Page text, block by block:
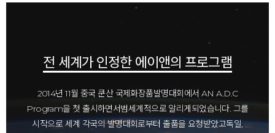
전 세계가 인정한 에이앤의 프로그램
2014년 11월 중국 쿤산 국제화장품발명대회에서 AN A.D.C
Program을 첫 출시하면서범세계적으로 알리게되었습니다. 그를
시작으로 세계 각국의 발명대회로부터 출품을 요청받았고독일,